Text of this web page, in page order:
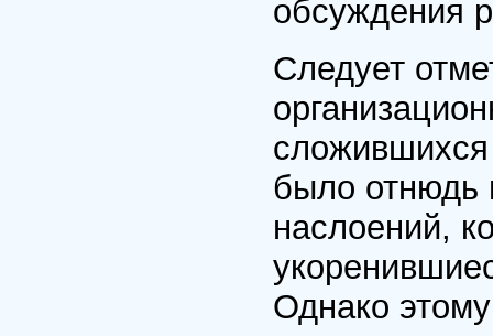
обсуждения
Следует
сложившихся
было отнюдь
наслоений,
Однако